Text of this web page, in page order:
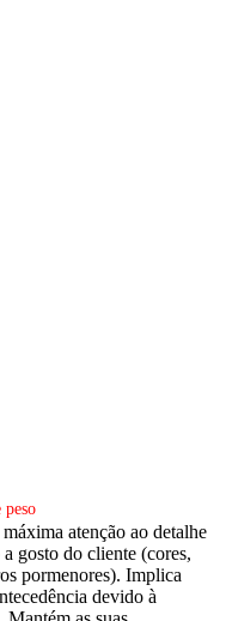
peso
atenção ao detalhe
gosto do cliente (cores,
pormenores). Implica
devido à